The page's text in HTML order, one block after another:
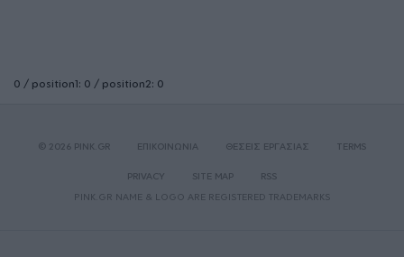
0 / position1: 0 / position2: 0
© 2026 PINK.GR ΕΠΙΚΟΙΝΩΝΙΑ ΘΕΣΕΙΣ ΕΡΓΑΣΙΑΣ TERMS
PRIVACY SITE MAP
RSS
PINK.GR NAME & LOGO ARE REGISTERED TRADEMARKS